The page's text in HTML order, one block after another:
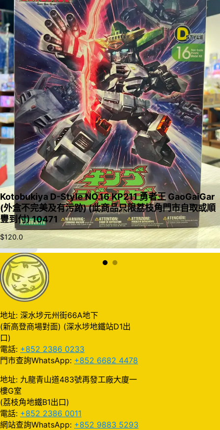
入購物車
Kotobukiya D-Style NO.16 KP211 勇者王 GaoGaiGar
(外盒不完美及有污跡) (此商品只限荔枝角門市自取或順
豐到付) 10471
$120.0
地址: 深水埗元州街66A地下
(新高登商場對面) (深水埗地鐵站D1出
口)
電話: +852 2386 0233
門市查詢WhatsApp: +852 6682 4478
地址: 九龍青山道483號再發工廠大廈一
樓G室
(荔枝角地鐵B1出口)
電話: +852 2386 0011
網站查詢WhatsApp: +852 9883 5293